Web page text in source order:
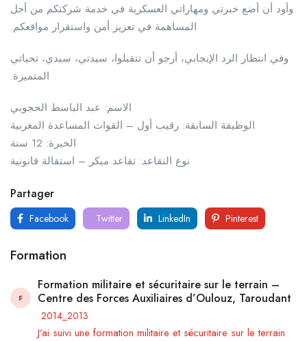
وأود أن أضع خبرتي ومهاراتي العسكرية في خدمة شركتكم من أجل
المساهمة في تعزيز أمن واستقرار مواقعكم.
وفي انتظار الرد الإيجابي، أرجو أن تتقبلوا، سيدتي، سيدي، تحياتي
المتميزة.
الاسم: عبد الباسط الحجوبي
الوظيفة السابقة: رقيب أول – القوات المساعدة المغربية
الخبرة: 12 سنة
نوع التقاعد: تقاعد مبكر – استقالة قانونية
Partager
Facebook Twitter LinkedIn Pinterest
Formation
F
Formation militaire et sécuritaire sur le terrain –
Centre des Forces Auxiliaires d’Oulouz, Taroudant
2014_2013
J’ai suivi une formation militaire et sécuritaire sur le terrain